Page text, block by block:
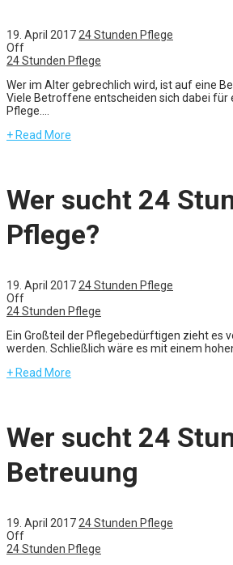
19. April 2017 24 Stunden Pflege
Off
24 Stunden Pflege
Wer im Alter gebrechlich wird, ist auf eine
Viele Betroffene entscheiden sich dabei für
Pflege....
+ Read More
Wer sucht 24
Pflege?
19. April 2017 24 Stunden Pflege
Off
24 Stunden Pflege
Ein Großteil der Pflegebedürftigen zieht es
werden. Schließlich wäre es mit einem
+ Read More
Wer sucht 24
Betreuung
19. April 2017 24 Stunden Pflege
Off
24 Stunden Pflege